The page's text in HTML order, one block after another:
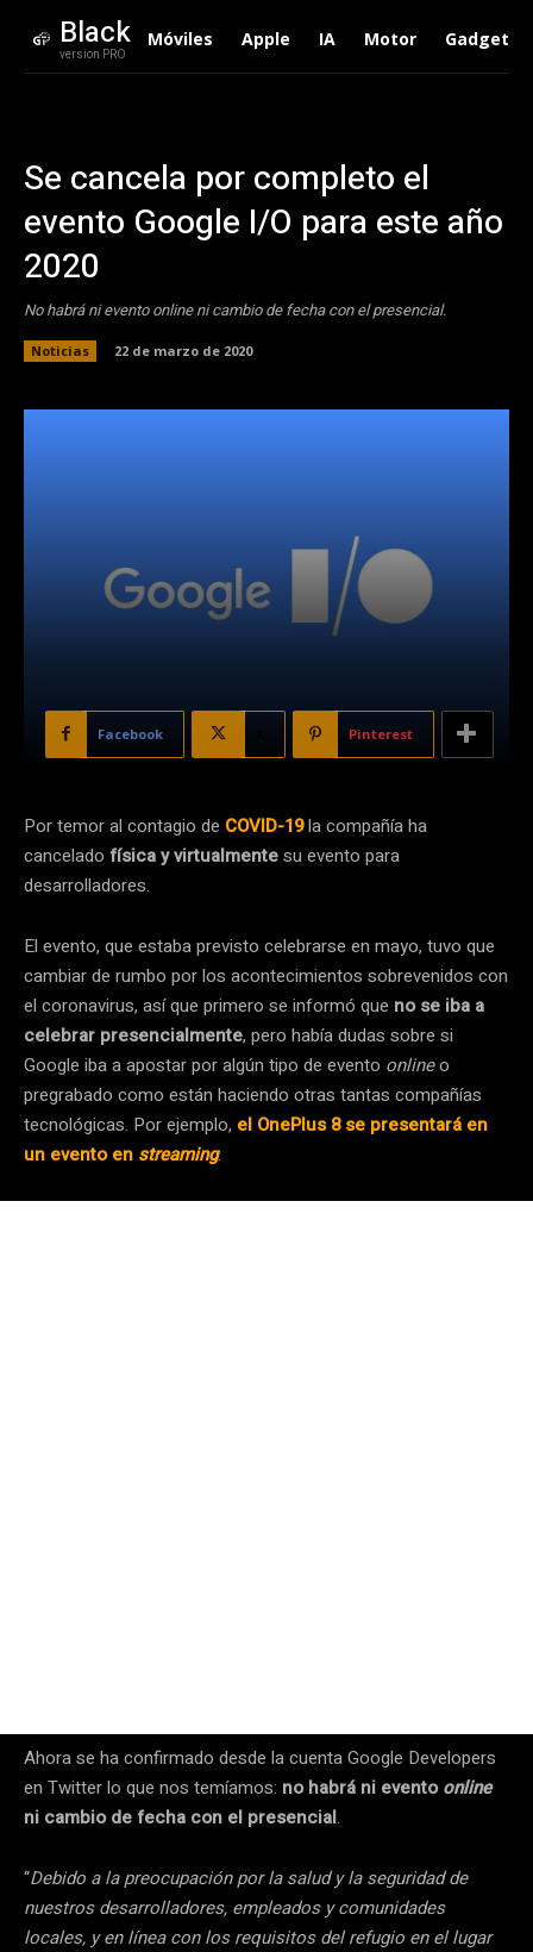
Black
version PRO
Móviles Apple IA Motor Gadgets
Se cancela por completo el
evento Google I/O para este año
2020
No habrá ni evento online ni cambio de fecha con el presencial.
Noticias 22 de marzo de 2020
Facebook Pinterest
Por temor al contagio de COVID-19la compañía ha
cancelado física y virtualmentesu evento para
desarrolladores.
El evento, que estaba previsto celebrarse en mayo, tuvo que
cambiar de rumbo por los acontecimientos sobrevenidos con
el coronavirus, así que primero se informó que no se iba a
celebrar presencialmente, pero había dudas sobre si
Google iba a apostar por algún tipo de evento onlineo
pregrabado como están haciendo otras tantas compañías
tecnológicas. Por ejemplo, el OnePlus 8 se presentará en
un evento en streaming.
Ahora se ha confirmado desde la cuenta Google Developers
en Twitter lo que nos temíamos: no habrá ni eventoonline
ni cambio de fecha con el presencial.
“Debido a la preocupación por la salud y la seguridad de
nuestros desarrolladores, empleados y comunidades
locales, y en línea con los requisitos del refugio en el lugar